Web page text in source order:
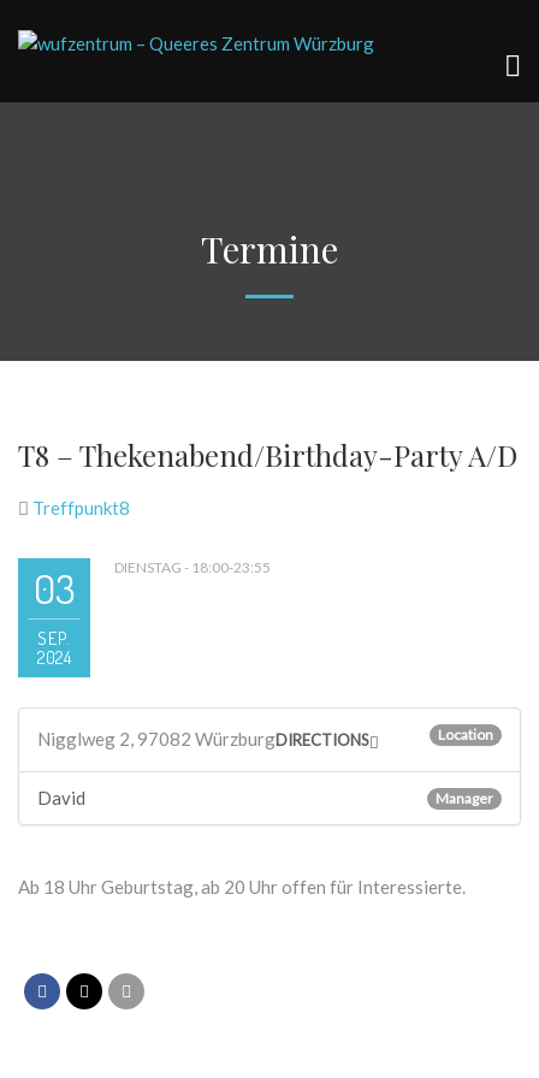
Termine
T8 – Thekenabend/Birthday-Party A/D
Treffpunkt8
03
SEP.
2024
DIENSTAG - 18:00-23:55
Nigglweg 2, 97082 Würzburg Location
DIRECTIONS
David Manager
Ab 18 Uhr Geburtstag, ab 20 Uhr offen für Interessierte.